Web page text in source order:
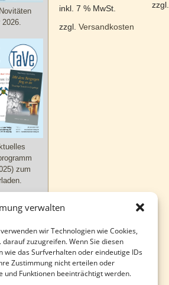
verwalten
wir Technologien wie Cookies,
zuzugreifen. Wenn Sie diesen
wie das Surfverhalten oder eindeutige IDs
Zustimmung nicht erteilen oder
Funktionen beeinträchtigt werden.
inkl. 7 % MwSt.
zzgl.Versandkosten
zzgl.
zum
zu
und
Anhalt im